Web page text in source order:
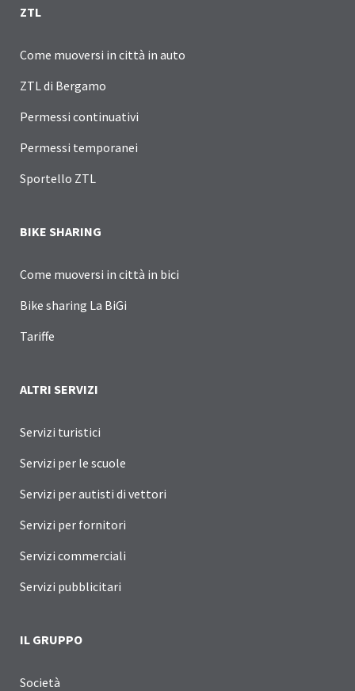
ZTL
Come muoversi in città in auto
ZTL di Bergamo
Permessi continuativi
Permessi temporanei
Sportello ZTL
BIKE SHARING
Come muoversi in città in bici
Bike sharing La BiGi
Tariffe
ALTRI SERVIZI
Servizi turistici
Servizi per le scuole
Servizi per autisti di vettori
Servizi per fornitori
Servizi commerciali
Servizi pubblicitari
IL GRUPPO
Società